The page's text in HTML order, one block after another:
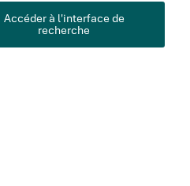
Accéder à l'interface de
recherche